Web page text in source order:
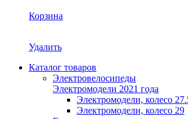
Корзина
Удалить
Каталог товаров
Электровелосипеды
Электромодели 2021 года
Электромодели, колесо
Электромодели, колесо 29